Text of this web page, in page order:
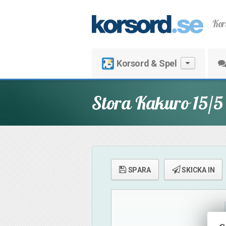
Korsord & Spel
Stora Kakuro 15/5
SPARA SKICKA IN